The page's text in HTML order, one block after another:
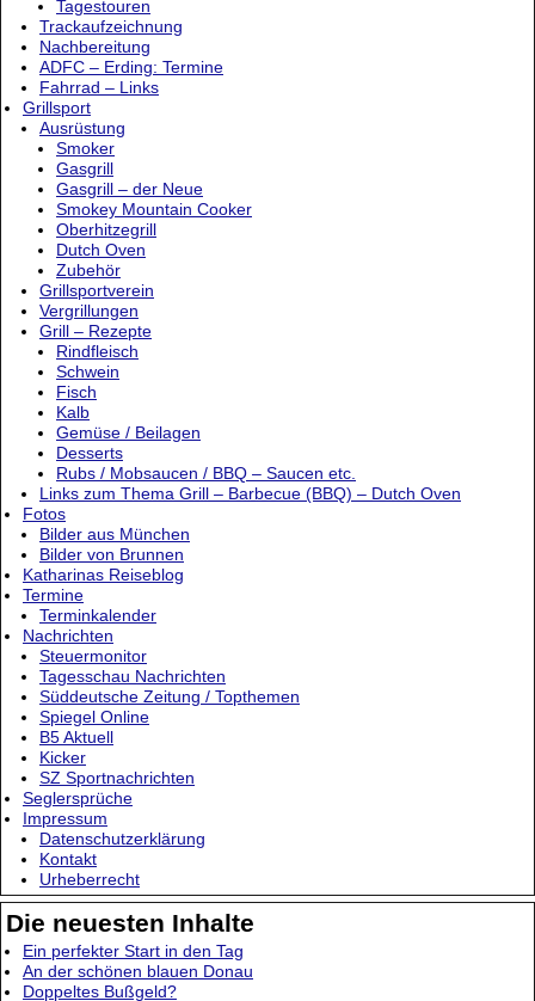
Tagestouren
Trackaufzeichnung
Nachbereitung
ADFC – Erding: Termine
Fahrrad – Links
Grillsport
Ausrüstung
Smoker
Gasgrill
Gasgrill – der Neue
Smokey Mountain Cooker
Oberhitzegrill
Dutch Oven
Zubehör
Grillsportverein
Vergrillungen
Grill – Rezepte
Rindfleisch
Schwein
Fisch
Kalb
Gemüse / Beilagen
Desserts
Rubs / Mobsaucen / BBQ – Saucen etc.
Links zum Thema Grill – Barbecue (BBQ) – Dutch Oven
Fotos
Bilder aus München
Bilder von Brunnen
Katharinas Reiseblog
Termine
Terminkalender
Nachrichten
Steuermonitor
Tagesschau Nachrichten
Süddeutsche Zeitung / Topthemen
Spiegel Online
B5 Aktuell
Kicker
SZ Sportnachrichten
Seglersprüche
Impressum
Datenschutzerklärung
Kontakt
Urheberrecht
Die neuesten Inhalte
Ein perfekter Start in den Tag
An der schönen blauen Donau
Doppeltes Bußgeld?